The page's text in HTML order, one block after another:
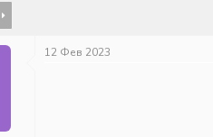
12 Фев 2023